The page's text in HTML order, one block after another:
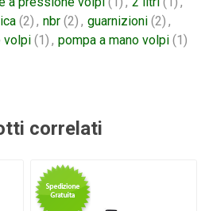
(2) , nbr (2) , guarnizioni (2) ,
volpi (1) , pompa a mano volpi (1)
correlati